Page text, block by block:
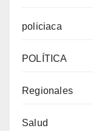
policiaca
POLÍTICA
Regionales
Salud